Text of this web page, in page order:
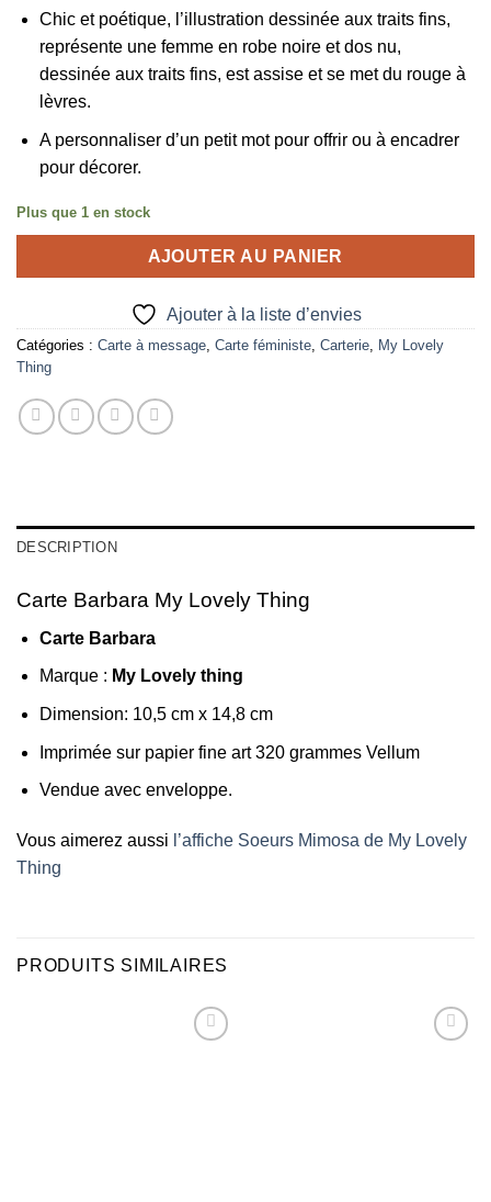
Chic et poétique, l’illustration dessinée aux traits fins,
représente une femme en robe noire et dos nu,
dessinée aux traits fins, est assise et se met du rouge à
lèvres.
A personnaliser d’un petit mot pour offrir ou à encadrer
pour décorer.
Plus que 1 en stock
AJOUTER AU PANIER
Ajouter à la liste d’envies
Catégories : Carte à message, Carte féministe, Carterie, My Lovely
Thing
DESCRIPTION
Carte Barbara My Lovely Thing
Carte Barbara
Marque : My Lovely thing
Dimension: 10,5 cm x 14,8 cm
Imprimée sur papier fine art 320 grammes Vellum
Vendue avec enveloppe.
Vous aimerez aussi l’affiche Soeurs Mimosa de My Lovely
Thing
PRODUITS SIMILAIRES